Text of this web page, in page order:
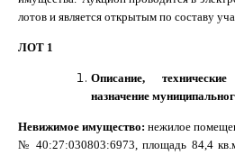
лотов и является открытым по составу
ЛОТ 1
Описание, технические
назначение
Невижимое имущество: нежилое
№ 40:27:030803:6973, площадь 84,4